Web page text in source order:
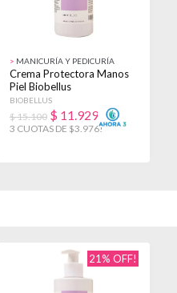
> MANICURÍA Y PEDICURÍA
Crema Protectora Manos
Piel Biobellus
Cosmetología 500gr No
BIOBELLUS
$ 15.100 $ 11.929
3 CUOTAS DE $3.976!
21% OFF!